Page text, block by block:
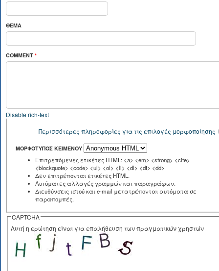
ΘΈΜΑ
COMMENT *
Disable rich-text
Περισσότερες πληροφορίες για τις επιλογές μορφοποίησης
ΜΟΡΦΌΤΥΠΟΣ ΚΕΙΜΈΝΟΥ
Επιτρεπόμενες ετικέτες HTML: <a> <em> <strong> <cite>
<blockquote> <code> <ul> <ol> <li> <dl> <dt> <dd>
Δεν επιτρέπονται ετικέτες HTML.
Αυτόματες αλλαγές γραμμών και παραγράφων.
Διευθύνσεις ιστού και e-mail μετατρέπονται αυτόματα σε
παραπομπές.
CAPTCHA
Αυτή η ερώτηση είναι για επαλήθευση των πραγματικών χρηστών